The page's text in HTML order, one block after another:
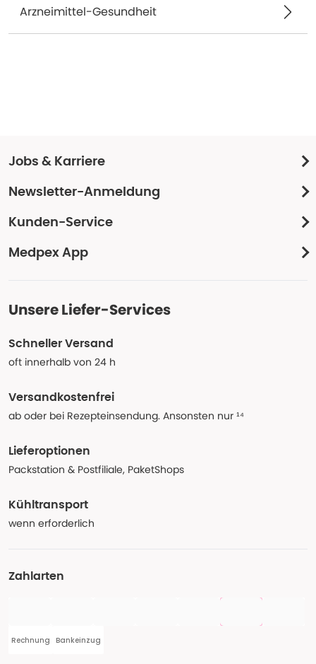
Arzneimittel-Gesundheit
Jobs & Karriere
Newsletter-Anmeldung
Kunden-Service
Medpex App
Unsere Liefer-Services
Schneller Versand
oft innerhalb von 24 h
Versandkostenfrei
ab oder bei Rezepteinsendung. Ansonsten nur ¹⁴
Lieferoptionen
Packstation & Postfiliale, PaketShops
Kühltransport
wenn erforderlich
Zahlarten
Rechnung Bankeinzug